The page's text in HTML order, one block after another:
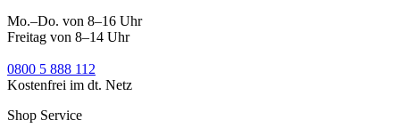
Mo.–Do. von 8–16 Uhr
Freitag von 8–14 Uhr
0800 5 888 112
Kostenfrei im dt. Netz
Shop Service